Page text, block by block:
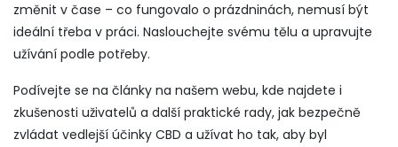
změnit v čase – co fungovalo o prázdninách, nemusí být
ideální třeba v práci. Naslouchejte svému tělu a upravujte
užívání podle potřeby.
Podívejte se na články na našem webu, kde najdete i
zkušenosti uživatelů a další praktické rady, jak bezpečně
zvládat vedlejší účinky CBD a užívat ho tak, aby byl